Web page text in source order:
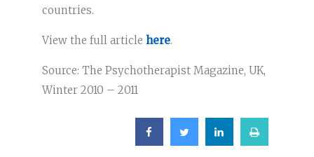
countries.
View the full article here.
Source: The Psychotherapist Magazine, UK,
Winter 2010 – 2011